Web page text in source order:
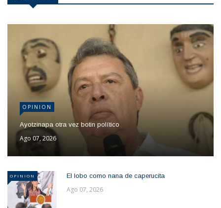
OPINION
Ayotzinapa otra vez botin político
Ago 07, 2026
OPINION El lobo como nana de caperucita
Ago 07, 2026